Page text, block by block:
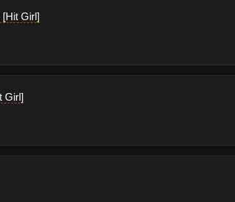
Girl]
Girl]